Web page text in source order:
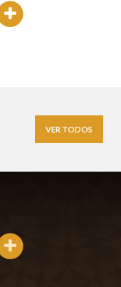
VER TODOS